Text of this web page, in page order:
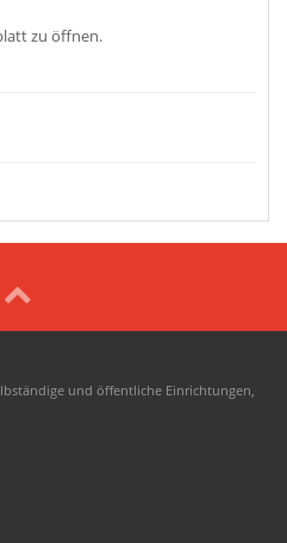
zu öffnen.
und öffentliche Einrichtungen,